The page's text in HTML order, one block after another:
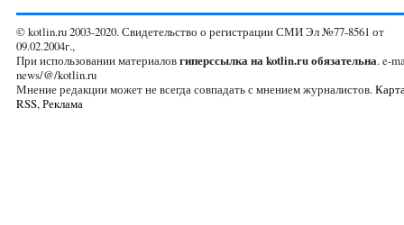
© kotlin.ru 2003-2020. Свидетельство о регистрации СМИ Эл №77-8561 от
09.02.2004г.,
При использовании материаловгиперссылка на kotlin.ru обязательна. e-
news/@/kotlin.ru
Мнение редакции может не всегда совпадать с мнением журналистов.
RSS,Реклама